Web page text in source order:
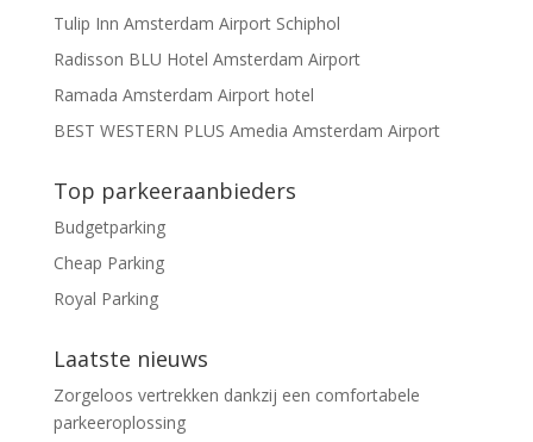
Tulip Inn Amsterdam Airport Schiphol
Radisson BLU Hotel Amsterdam Airport
Ramada Amsterdam Airport hotel
BEST WESTERN PLUS Amedia Amsterdam Airport
Top parkeeraanbieders
Budgetparking
Cheap Parking
Royal Parking
Laatste nieuws
Zorgeloos vertrekken dankzij een comfortabele
parkeeroplossing